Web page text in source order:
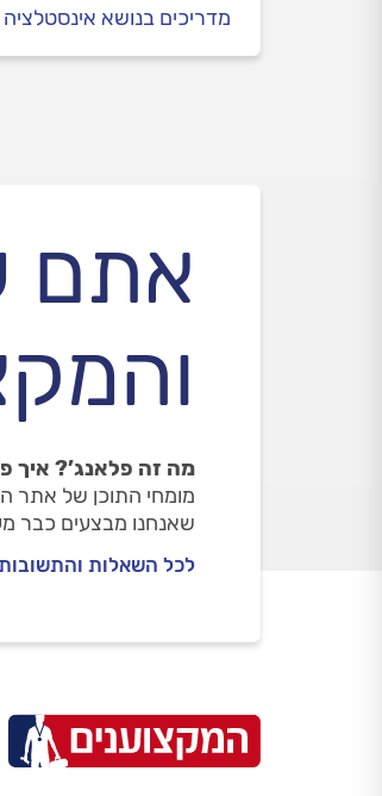
מדריכים בנושא אינסטלציה
אתם
מה זה פלאנג’? איך
מומחי התוכן של אתר
שאנחנו מבצעים כבר מעל ל 15
לכל השאלות